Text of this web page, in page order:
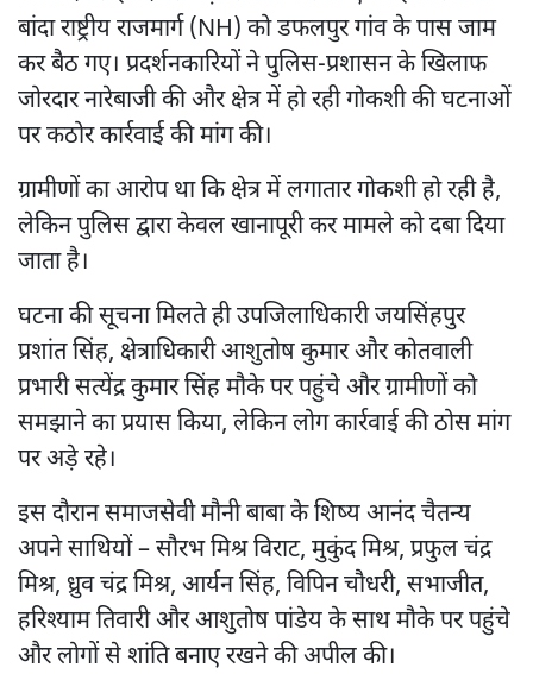
बांदा राष्ट्रीय राजमार्ग (NH) को डफलपुर गांव के पास जाम
कर बैठ गए। प्रदर्शनकारियों ने पुलिस-प्रशासन के खिलाफ
जोरदार नारेबाजी की और क्षेत्र में हो रही गोकशी की घटनाओं
पर कठोर कार्रवाई की मांग की।
ग्रामीणों का आरोप था कि क्षेत्र में लगातार गोकशी हो रही है,
लेकिन पुलिस द्वारा केवल खानापूरी कर मामले को दबा दिया
जाता है।
घटना की सूचना मिलते ही उपजिलाधिकारी जयसिंहपुर
प्रशांत सिंह, क्षेत्राधिकारी आशुतोष कुमार और कोतवाली
प्रभारी सत्येंद्र कुमार सिंह मौके पर पहुंचे और ग्रामीणों को
समझाने का प्रयास किया, लेकिन लोग कार्रवाई की ठोस मांग
पर अड़े रहे।
इस दौरान समाजसेवी मौनी बाबा के शिष्य आनंद चैतन्य
अपने साथियों – सौरभ मिश्र विराट, मुकुंद मिश्र, प्रफुल चंद्र
मिश्र, ध्रुव चंद्र मिश्र, आर्यन सिंह, विपिन चौधरी, सभाजीत,
हरिश्याम तिवारी और आशुतोष पांडेय के साथ मौके पर पहुंचे
और लोगों से शांति बनाए रखने की अपील की।